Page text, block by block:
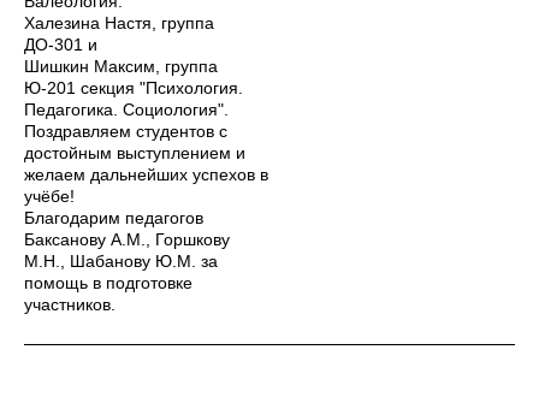
Халезина Настя, группа
ДО-301 и
Шишкин Максим, группа
Ю-201 секция "Психология.
Педагогика. Социология".
Поздравляем студентов с
достойным выступлением и
желаем дальнейших успехов в
учёбе!
Благодарим педагогов
Баксанову А.М., Горшкову
М.Н., Шабанову Ю.М. за
помощь в подготовке
участников.